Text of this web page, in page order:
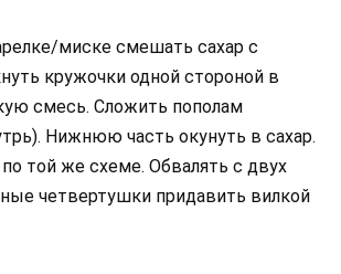
миске смешать сахар с
кружочки одной стороной в
смесь. Сложить пополам
Нижнюю часть окунуть в сахар.
той же схеме. Обвалять с двух
четвертушки придавить вилкой